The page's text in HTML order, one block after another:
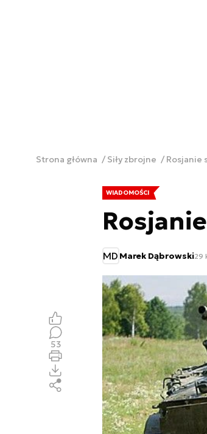
Strona główna Siły zbrojne Rosjanie
WIADOMOŚCI
MD Marek Dąbrowski29
53